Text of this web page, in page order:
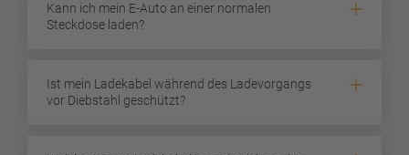
Kann ich mein E-Auto an einer normalen
Steckdose laden?
Ist mein Ladekabel während des Ladevorgangs
vor Diebstahl geschützt?